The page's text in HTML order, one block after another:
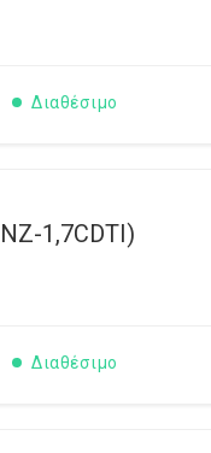
Διαθέσιμο
1,7CDTI)
Διαθέσιμο